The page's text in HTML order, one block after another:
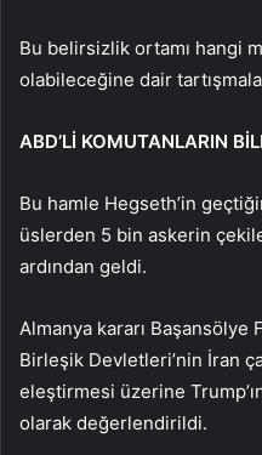
Bu belirsizlik ortamı hangi
olabileceğine dair
ABD’Lİ KOMUTANLARIN
Bu hamle Hegseth’in
üslerden 5 bin askerin
ardından geldi.
Almanya kararı Başansölye
Birleşik Devletleri’nin İran
eleştirmesi üzerine
olarak değerlendirildi.